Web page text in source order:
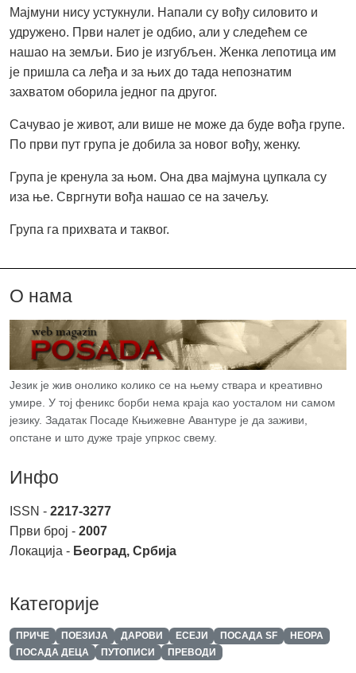
Мајмуни нису устукнули. Напали су вођу силовито и
удружено. Први налет је одбио, али у следећем се
нашао на земљи. Био је изгубљен. Женка лепотица им
је пришла са леђа и за њих до тада непознатим
захватом оборила једног па другог.
Сачувао је живот, али више не може да буде вођа групе.
По први пут група је добила за новог вођу, женку.
Група је кренула за њом. Она два мајмуна цупкала су
иза ње. Свргнути вођа нашао се на зачељу.
Група га прихвата и таквог.
О нама
Језик је жив онолико колико се на њему ствара и креативно
умире. У тој феникс борби нема краја као уосталом ни самом
језику. Задатак Посаде Књижевне Авантуре је да заживи,
опстане и што дуже траје упркос свему.
Инфо
ISSN - 2217-3277
Први број - 2007
Локација - Београд, Србија
Категорије
ПРИЧЕ ПОЕЗИЈА ДАРОВИ ЕСЕЈИ ПОСАДА SF
НЕОРА
ПОСАДА ДЕЦА
ПУТОПИСИ ПРЕВОДИ